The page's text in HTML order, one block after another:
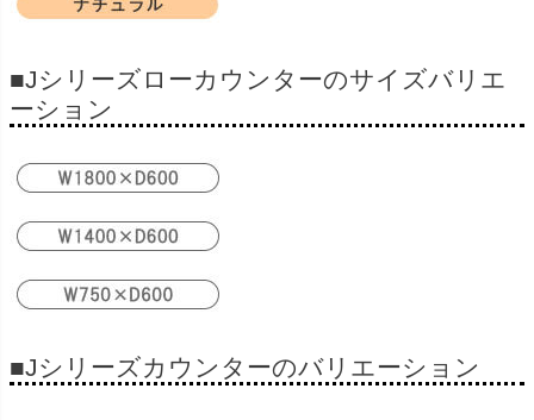
■Jシリーズローカウンターのサイズバリエ
ーション
■Jシリーズカウンターのバリエーション